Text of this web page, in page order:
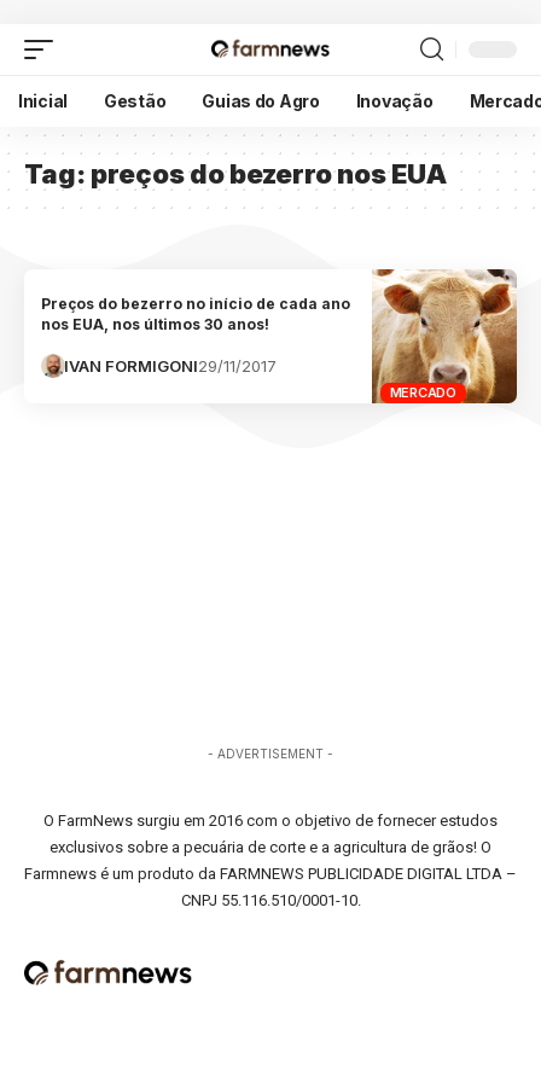
Inicial Gestão Guias do Agro Inovação
Tag: preços do bezerro nos EUA
MERCADO
Preços do bezerro no início de cada ano
nos EUA, nos últimos 30 anos!
IVAN FORMIGONI29/11/2017
- ADVERTISEMENT -
O FarmNews surgiu em 2016 com o objetivo de fornecer estudos
exclusivos sobre a pecuária de corte e a agricultura de grãos! O
Farmnews é um produto da FARMNEWS PUBLICIDADE DIGITAL LTDA –
CNPJ 55.116.510/0001-10.